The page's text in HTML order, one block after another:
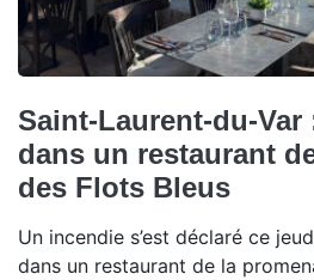
Saint-Laurent-du-
dans un restaurant
des Flots Bleus
Un incendie s’est déclaré ce
dans un restaurant de la